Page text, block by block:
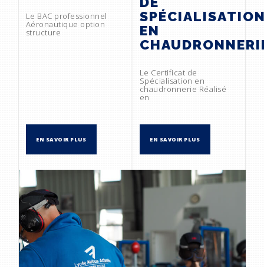
Le BAC professionnel
Aéronautique option
structure
EN SAVOIR PLUS
EN
Le Certificat de
Spécialisation en
chaudronnerie Réalisé
en
EN SAVOIR PLUS